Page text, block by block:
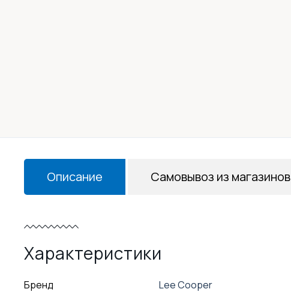
Описание
Характеристики
Бренд Lee Cooper
Самовывоз из магазинов